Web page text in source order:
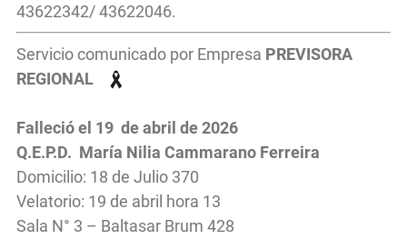
43622342/ 43622046.
Servicio comunicado por Empresa PREVISORA
REGIONAL
Falleció el 19 de abril de 2026
Q.E.P.D. María Nilia Cammarano Ferreira
Domicilio: 18 de Julio 370
Velatorio: 19 de abril hora 13
Sala N° 3 – Baltasar Brum 428